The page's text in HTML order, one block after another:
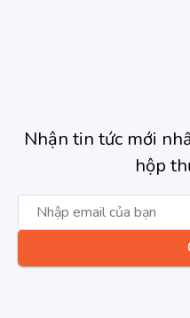
Nhận tin tức mới
hộp